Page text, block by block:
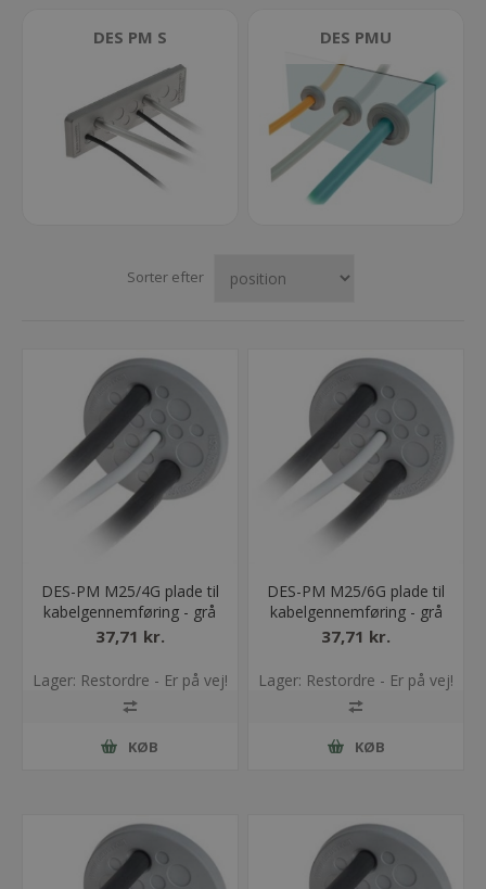
DES PM S DES PMU
Sorter efter
DES-PM M25/4G plade til
kabelgennemføring - grå
37,71 kr.
Lager: Restordre - Er på vej!
KØB
DES-PM M25/6G plade til
kabelgennemføring - grå
37,71 kr.
Lager: Restordre - Er på vej!
KØB